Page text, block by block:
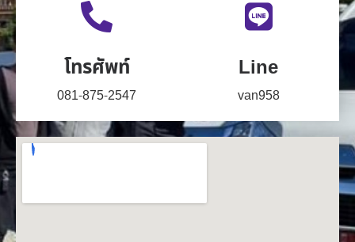
โทรศัพท์
081-875-2547
Line
van958